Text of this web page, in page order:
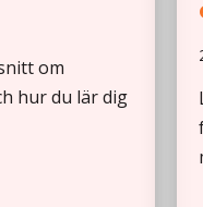
om
hur du lär dig